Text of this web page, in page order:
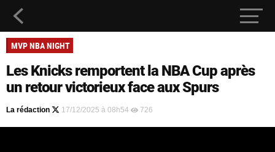
MVP NBA NIGHT
Les Knicks remportent la NBA Cup après
un retour victorieux face aux Spurs
La rédaction 17/12/2025 à 08h54 726